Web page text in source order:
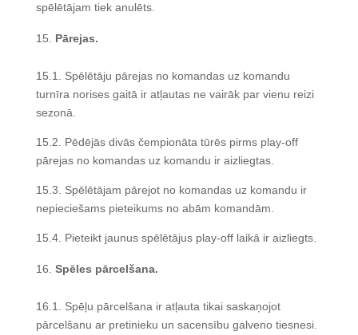
spēlētājam tiek anulēts.
Pārejas.
15.1. Spēlētāju pārejas no komandas uz komandu
turnīra norises gaitā ir atļautas ne vairāk par vienu reizi
sezonā.
15.2. Pēdējās divās čempionāta tūrēs pirms play-off
pārejas no komandas uz komandu ir aizliegtas.
15.3. Spēlētājam pārejot no komandas uz komandu ir
nepieciešams pieteikums no abām komandām.
15.4. Pieteikt jaunus spēlētājus play-off laikā ir aizliegts.
Spēles pārcelšana.
16.1. Spēļu pārcelšana ir atļauta tikai saskaņojot
pārcelšanu ar pretinieku un sacensību galveno tiesnesi.